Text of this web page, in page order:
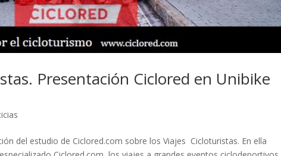
Presentación Ciclored en Unibike
del estudio de Ciclored.com sobre los Viajes Cicloturistas. En ella